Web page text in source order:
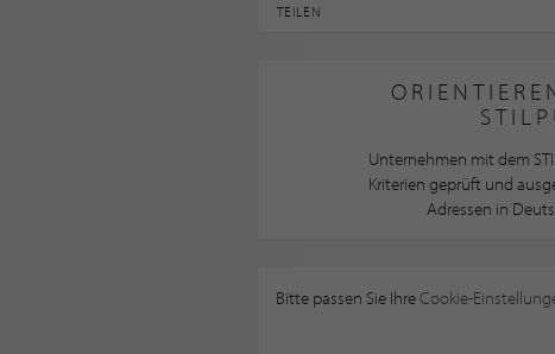
TEILEN
Unternehmen mit dem
Kriterien geprüft und
Adressen in
Bitte passen Sie IhreCookie-